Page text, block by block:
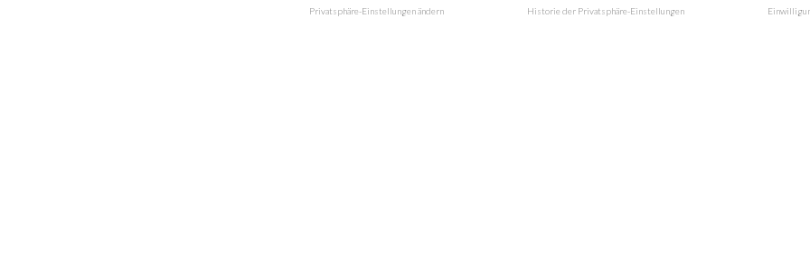
Privatsphäre-Einstellungen ändern Historie der Privatsphäre-Einstellungen